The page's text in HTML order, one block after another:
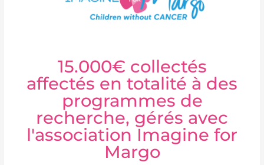
15.000€ collectés
affectés en totalité à des
programmes de
recherche, gérés avec
l'association Imagine for
Margo